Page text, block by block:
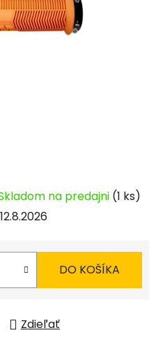
na predajni (1 ks)
12.8.2026
DO KOŠÍKA
Zdieľať